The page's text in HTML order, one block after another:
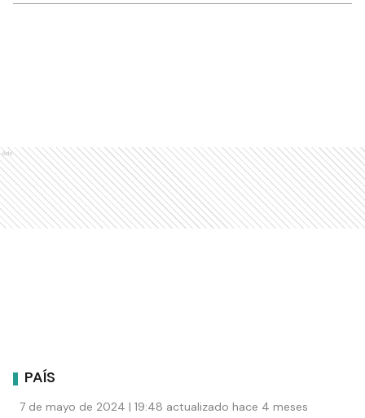
Ads
PAÍS
7 de mayo de 2024 | 19:48 actualizado hace 4 meses